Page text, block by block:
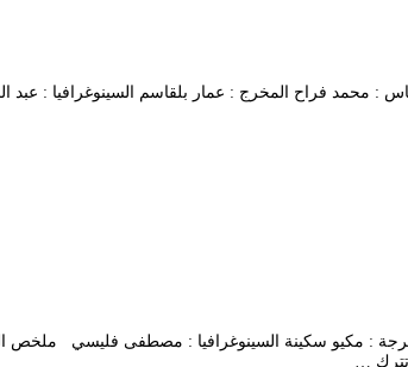
بن قطاف المخرجة : مكيو سكينة السينوغرافيا : مصطفى
…